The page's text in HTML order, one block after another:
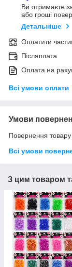
Ви отримаєте
або гроші
Детальніше
Оплатити
Післяплата
Оплата на
Всі умови оплати
Умови
Повернення
Всі умови
З цим товаром